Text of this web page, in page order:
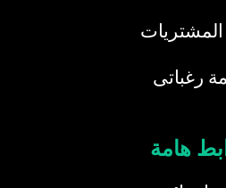
رغباتى
هامة